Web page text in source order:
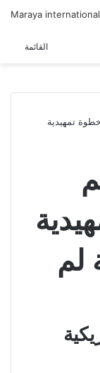
القائمةالوضع
تمهيدية
لم